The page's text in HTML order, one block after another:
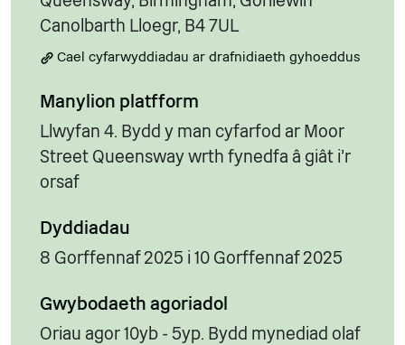
Canolbarth Lloegr, B4 7UL
Cael cyfarwyddiadau ar drafnidiaeth gyhoeddus
Manylion platfform
Llwyfan 4. Bydd y man cyfarfod ar Moor
Street Queensway wrth fynedfa â giât i'r
orsaf
Dyddiadau
8 Gorffennaf 2025 i 10 Gorffennaf 2025
Gwybodaeth agoriadol
Oriau agor 10yb - 5yp. Bydd mynediad olaf